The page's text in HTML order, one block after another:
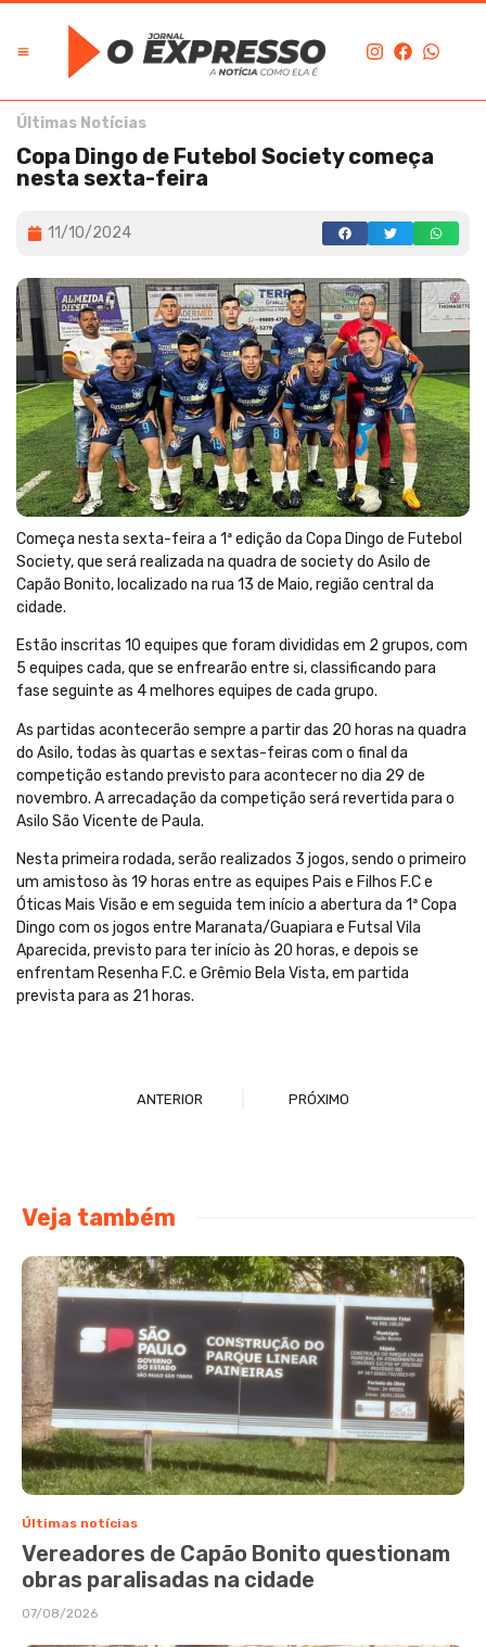
Últimas Notícias
Copa Dingo de Futebol Society começa
nesta sexta-feira
11/10/2024
Começa nesta sexta-feira a 1ª edição da Copa Dingo de Futebol
Society, que será realizada na quadra de society do Asilo de
Capão Bonito, localizado na rua 13 de Maio, região central da
cidade.
Estão inscritas 10 equipes que foram divididas em 2 grupos, com
5 equipes cada, que se enfrearão entre si, classificando para
fase seguinte as 4 melhores equipes de cada grupo.
As partidas acontecerão sempre a partir das 20 horas na quadra
do Asilo, todas às quartas e sextas-feiras com o final da
competição estando previsto para acontecer no dia 29 de
novembro. A arrecadação da competição será revertida para o
Asilo São Vicente de Paula.
Nesta primeira rodada, serão realizados 3 jogos, sendo o primeiro
um amistoso às 19 horas entre as equipes Pais e Filhos F.C e
Óticas Mais Visão e em seguida tem início a abertura da 1ª Copa
Dingo com os jogos entre Maranata/Guapiara e Futsal Vila
Aparecida, previsto para ter início às 20 horas, e depois se
enfrentam Resenha F.C. e Grêmio Bela Vista, em partida
prevista para as 21 horas.
ANTERIOR PRÓXIMO
Veja também
Últimas notícias
Vereadores de Capão Bonito questionam
obras paralisadas na cidade
07/08/2026